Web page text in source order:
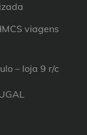
viagens
– loja 9 r/c